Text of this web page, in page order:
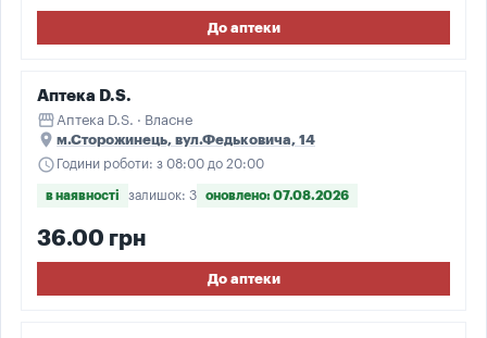
До аптеки
Аптека D.S.
storefront Аптека D.S. · Власне
place м.Сторожинець, вул.Федьковича, 14
schedule Години роботи: з 08:00 до 20:00
в наявності залишок: 3 оновлено: 07.08.2026
36.00 грн
До аптеки